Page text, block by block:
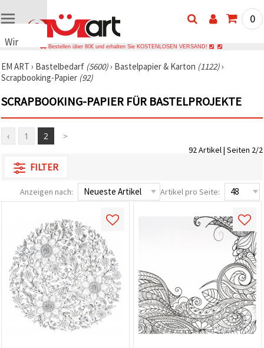
Wir
Cookies
🍪 Wir
Cookies
ähnliche
um das
der Website
Nutzungserlebnis
Einwilligung,
den
Datenverkehr
zu
analysieren
sowie
relevantere
Inhalte und
Werbung
anzuzeigen,
0
Bestellen über 80€ und erhalten Sie KOSTENLOSEN VERSAND!
EM ART › Bastelbedarf (5600)› Bastelpapier & Karton (1122)›
Scrapbooking-Papier (92)
SCRAPBOOKING-PAPIER FÜR BASTELPROJEKTE
‹ 1 2 >
92 Artikel | Seiten 2/2
FILTER
Anzeigen nach: Artikel pro Seite: